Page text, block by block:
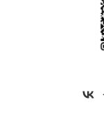
Согласие на